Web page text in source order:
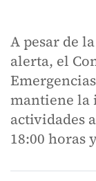
A pesar de
alerta, el
mantiene la
actividades
18:00 horas